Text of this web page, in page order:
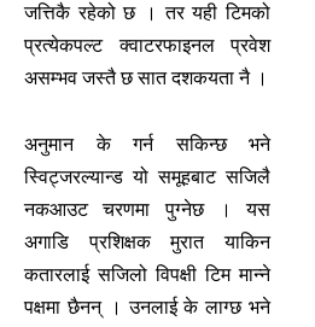
जत्तिकै रहेको छ । तर यही टिमको
प्रत्येकपल्ट क्वाटरफाइनल प्रवेश
असम्भव जस्तै छ सात दशकयता नै ।
अनुमान के गर्न सकिन्छ भने
स्विट्जरल्यान्ड यो समूहबाट सजिलै
नकआउट चरणमा पुग्नेछ । यस
अगाडि प्रशिक्षक मुरात याकिन
कतारलाई सजिलो विपक्षी टिम मान्ने
पक्षमा छैनन् । उनलाई के लाग्छ भने